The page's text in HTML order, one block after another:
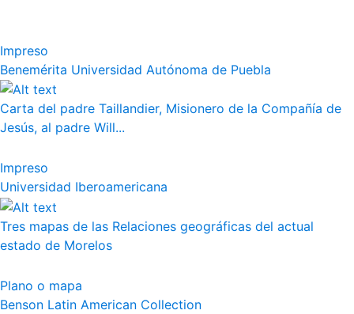
Impreso
Benemérita Universidad Autónoma de Puebla
Carta del padre Taillandier, Misionero de la Compañía de
Jesús, al padre Will...
Impreso
Universidad Iberoamericana
Tres mapas de las Relaciones geográficas del actual
estado de Morelos
Plano o mapa
Benson Latin American Collection